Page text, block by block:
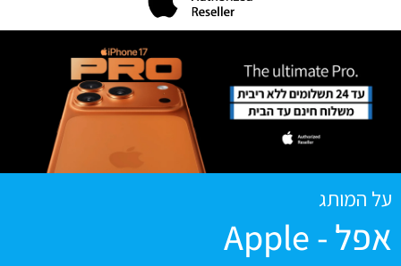
על המותג
אפל - Apple